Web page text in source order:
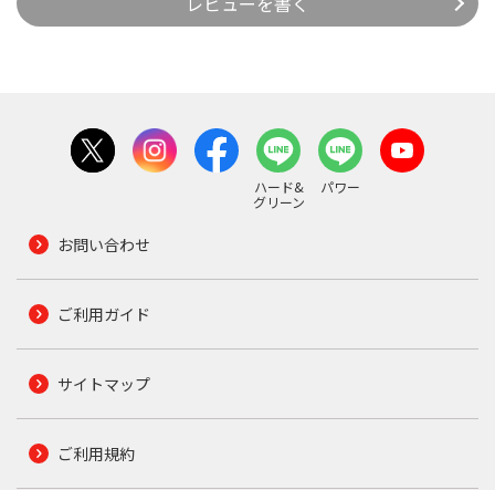
ハード&
グリーン
パワー
お問い合わせ
ご利用ガイド
サイトマップ
ご利用規約